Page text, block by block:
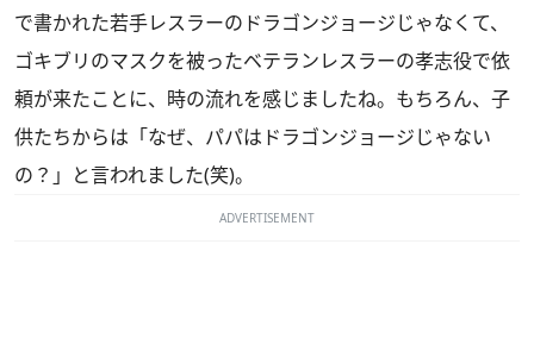
で書かれた若手レスラーのドラゴンジョージじゃなくて、
ゴキブリのマスクを被ったベテランレスラーの孝志役で依
頼が来たことに、時の流れを感じましたね。もちろん、子
供たちからは「なぜ、パパはドラゴンジョージじゃない
の？」と言われました(笑)。
ADVERTISEMENT